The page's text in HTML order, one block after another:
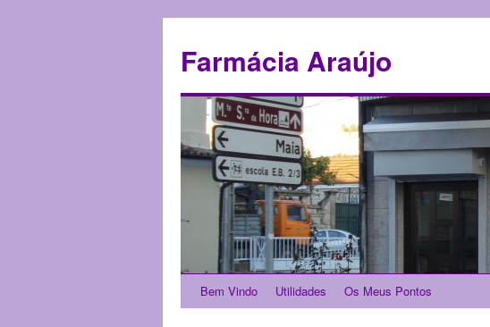
Farmácia Araújo
Bem Vindo Utilidades Os Meus Pontos